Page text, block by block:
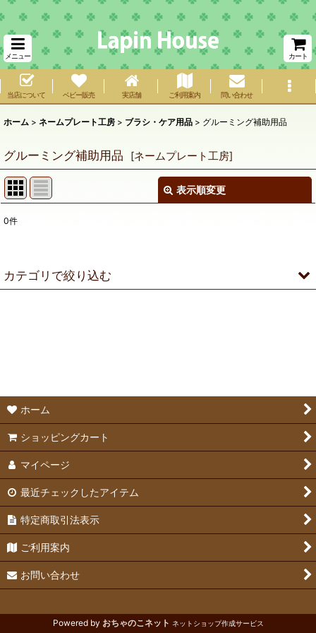
メニュー カート
当店について ベビー販売 実店舗 ご利用案内 問い合わせ
ホーム > ネームプレート工房 > ブラシ・ケア用品 > グルーミング補助用品
グルーミング補助用品 [ネームプレート工房]
表示順変更
0件
カテゴリで絞り込む
ホーム
ショッピングカート
マイページ
最近チェックしたアイテム
特定商取引法表示
ご利用案内
お問い合わせ
Powered by おちゃのこネット ネットショップ作成サービス